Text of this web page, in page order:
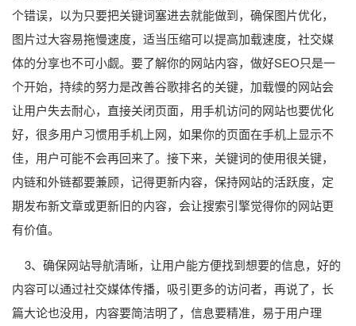
个错误，以为只要把关键词塞进去就能做到，确保图片优化，
图片过大容易拖慢速度，适当压缩可以提高加载速度，社交媒
体的分享也不可小觑。要了解你的网站内容，做好SEO只是一
个开始，持续的努力是改善谷歌排名的关键，加载慢的网站会
让用户失去耐心，直接关闭页面，用手机访问的网站也要优化
好，很多用户习惯用手机上网，如果你的页面在手机上显示不
佳，用户可能不会再回来了。接下来，关键词的使用很关键，
内链和外链都要兼顾，记得更新内容，保持网站的活跃度，定
期发布新文章或更新旧的内容，会让搜索引擎觉得你的网站更
有价值。
3、确保网站导航清晰，让用户能方便找到想要的信息，好的
内容可以通过社交媒体传播，吸引更多的访问者，再说了，长
篇大论也没用，内容要简洁明了，信息要精准，易于用户理